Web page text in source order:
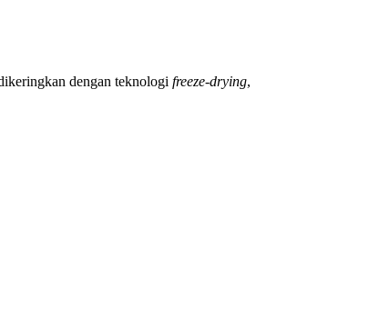
dengan teknologi freeze-drying,